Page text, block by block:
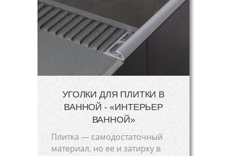
УГОЛКИ ДЛЯ ПЛИТКИ В
ВАННОЙ - «ИНТЕРЬЕР
ВАННОЙ»
Плитка — самодостаточный
материал, но ее и затирку в